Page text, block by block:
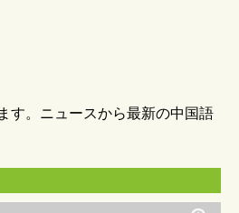
す。ニュースから最新の中国語